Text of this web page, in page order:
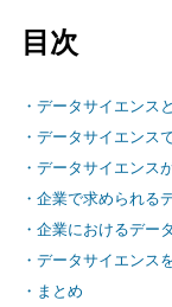
目次
・データサイエンス
・データサイエンス
・データサイエンス
・企業で求められる
・企業におけるデー
・データサイエンス
・まとめ